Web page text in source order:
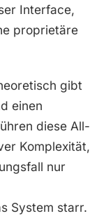
Interface,
proprietäre
gibt
einen
diese All-
Komplexität,
nur
System starr.